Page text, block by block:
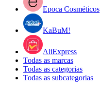
Epoca Cosméticos
KaBuM!
AliExpress
Todas as marcas
Todas as categorias
Todas as subcategorias